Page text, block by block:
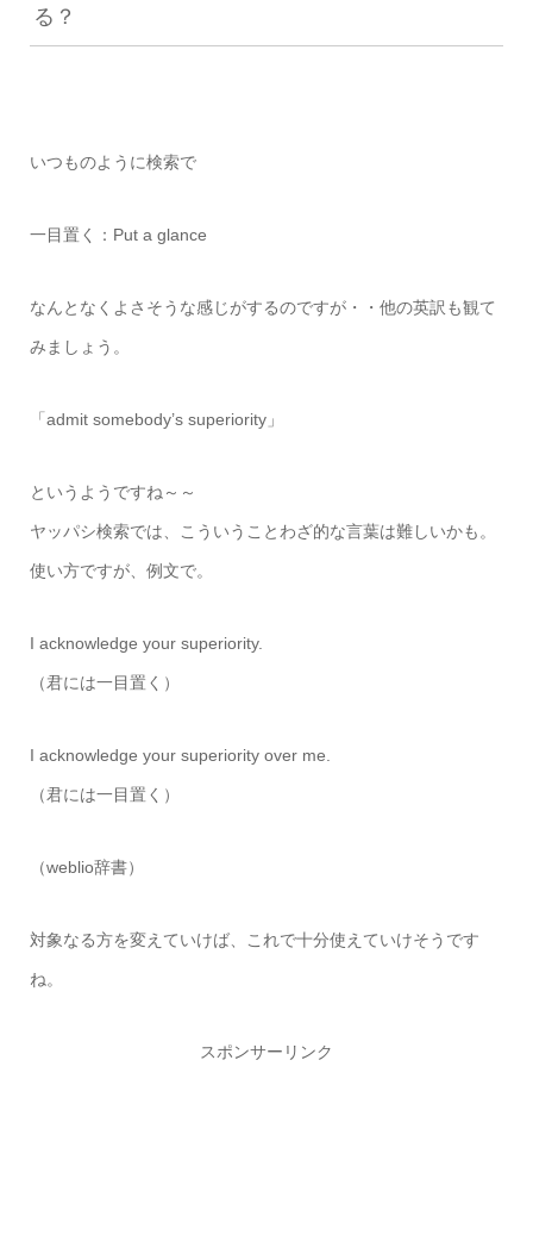
る？
いつものように検索で
一目置く：Put a glance
なんとなくよさそうな感じがするのですが・・他の英訳も観て
みましょう。
「admit somebody’s superiority」
というようですね～～
ヤッパシ検索では、こういうことわざ的な言葉は難しいかも。
使い方ですが、例文で。
I acknowledge your superiority.
（君には一目置く）
I acknowledge your superiority over me.
（君には一目置く）
（weblio辞書）
対象なる方を変えていけば、これで十分使えていけそうです
ね。
スポンサーリンク